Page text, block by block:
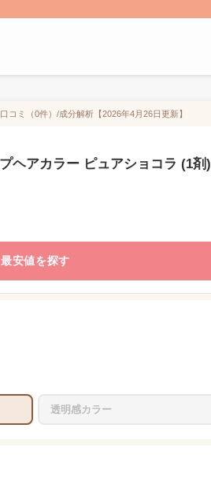
ミ（0件）/成分解析【2026年4月26日更新】
ヘアカラー ピュアショコラ (1剤)
最安値を探す
透明感カラー